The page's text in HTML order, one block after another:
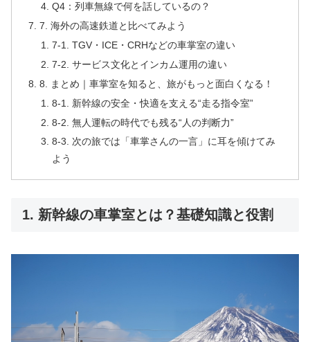
Q4：列車無線で何を話しているの？
7. 海外の高速鉄道と比べてみよう
7-1. TGV・ICE・CRHなどの車掌室の違い
7-2. サービス文化とインカム運用の違い
8. まとめ｜車掌室を知ると、旅がもっと面白くなる！
8-1. 新幹線の安全・快適を支える“走る指令室”
8-2. 無人運転の時代でも残る“人の判断力”
8-3. 次の旅では「車掌さんの一言」に耳を傾けてみ
よう
1. 新幹線の車掌室とは？基礎知識と役割